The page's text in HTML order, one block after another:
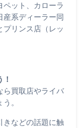
ペット、カローラ
産系ディーラー同
プリンス店（レッ
ら買取店やライバ
。
きなどの話題に触